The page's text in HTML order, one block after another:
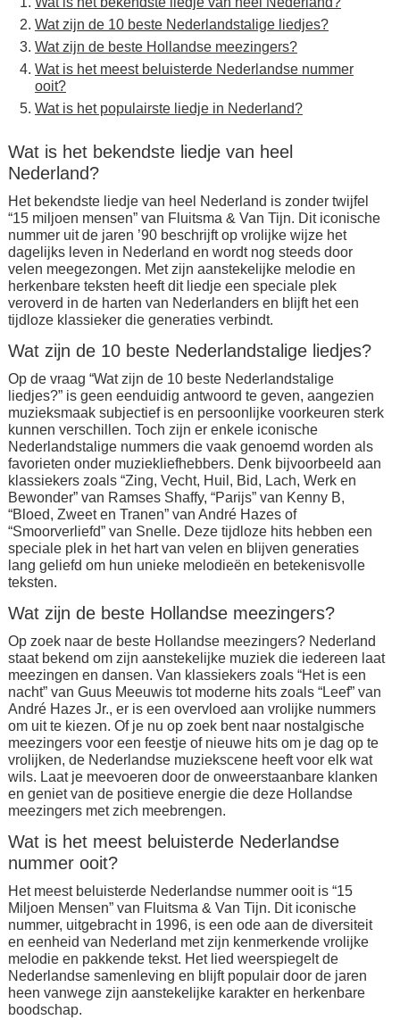
Wat zijn de 10 beste Nederlandstalige liedjes?
Wat zijn de beste Hollandse meezingers?
Wat is het meest beluisterde Nederlandse nummer
ooit?
Wat is het populairste liedje in Nederland?
Wat is het bekendste liedje van heel
Nederland?
Het bekendste liedje van heel Nederland is zonder twijfel
“15 miljoen mensen” van Fluitsma & Van Tijn. Dit iconische
nummer uit de jaren ’90 beschrijft op vrolijke wijze het
dagelijks leven in Nederland en wordt nog steeds door
velen meegezongen. Met zijn aanstekelijke melodie en
herkenbare teksten heeft dit liedje een speciale plek
veroverd in de harten van Nederlanders en blijft het een
tijdloze klassieker die generaties verbindt.
Wat zijn de 10 beste Nederlandstalige liedjes?
Op de vraag “Wat zijn de 10 beste Nederlandstalige
liedjes?” is geen eenduidig antwoord te geven, aangezien
muzieksmaak subjectief is en persoonlijke voorkeuren sterk
kunnen verschillen. Toch zijn er enkele iconische
Nederlandstalige nummers die vaak genoemd worden als
favorieten onder muziekliefhebbers. Denk bijvoorbeeld aan
klassiekers zoals “Zing, Vecht, Huil, Bid, Lach, Werk en
Bewonder” van Ramses Shaffy, “Parijs” van Kenny B,
“Bloed, Zweet en Tranen” van André Hazes of
“Smoorverliefd” van Snelle. Deze tijdloze hits hebben een
speciale plek in het hart van velen en blijven generaties
lang geliefd om hun unieke melodieën en betekenisvolle
teksten.
Wat zijn de beste Hollandse meezingers?
Op zoek naar de beste Hollandse meezingers? Nederland
staat bekend om zijn aanstekelijke muziek die iedereen laat
meezingen en dansen. Van klassiekers zoals “Het is een
nacht” van Guus Meeuwis tot moderne hits zoals “Leef” van
André Hazes Jr., er is een overvloed aan vrolijke nummers
om uit te kiezen. Of je nu op zoek bent naar nostalgische
meezingers voor een feestje of nieuwe hits om je dag op te
vrolijken, de Nederlandse muziekscene heeft voor elk wat
wils. Laat je meevoeren door de onweerstaanbare klanken
en geniet van de positieve energie die deze Hollandse
meezingers met zich meebrengen.
Wat is het meest beluisterde Nederlandse
nummer ooit?
Het meest beluisterde Nederlandse nummer ooit is “15
Miljoen Mensen” van Fluitsma & Van Tijn. Dit iconische
nummer, uitgebracht in 1996, is een ode aan de diversiteit
en eenheid van Nederland met zijn kenmerkende vrolijke
melodie en pakkende tekst. Het lied weerspiegelt de
Nederlandse samenleving en blijft populair door de jaren
heen vanwege zijn aanstekelijke karakter en herkenbare
boodschap.